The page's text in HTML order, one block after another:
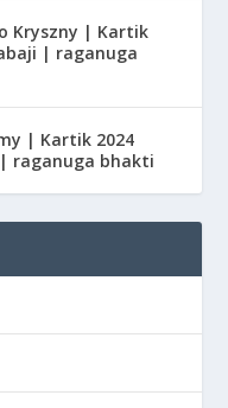
Kryszny | Kartik
| raganuga
| Kartik 2024
raganuga bhakti